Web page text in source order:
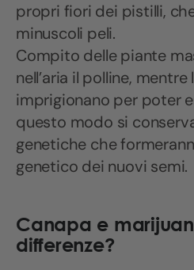
propri fiori dei pistilli,
minuscoli peli.
Compito delle piante
nell’aria il polline,
imprigionano per poter
questo modo si
genetiche che
genetico dei nuovi semi.
Canapa e
differenze?